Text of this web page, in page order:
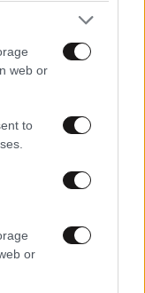
web or
to
or
Συνελήφθησαν